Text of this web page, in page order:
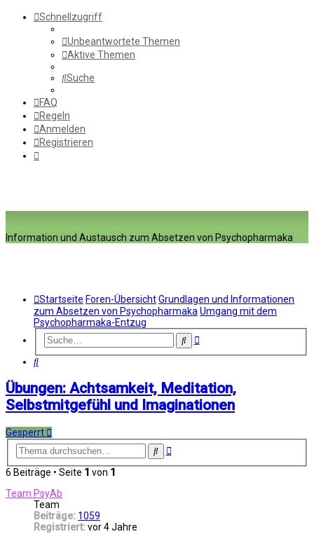
Schnellzugriff
Unbeantwortete Themen
Aktive Themen
Suche
FAQ
Regeln
Anmelden
Registrieren
Information und Austausch zum Absetzen von Psychopharmaka
Startseite Foren-ÜbersichtGrundlagen und Informationen
zum Absetzen von Psychopharmaka Umgang mit dem
Psychopharmaka-Entzug
SucheErweiterte
Suche
Übungen: Achtsamkeit, Meditation,
Selbstmitgefühl und Imaginationen
Gesperrt
SucheErweiterte
6 Beiträge • Seite 1 von 1
Team PsyAb
Team
Beiträge: 1059
Registriert: vor 4 Jahre